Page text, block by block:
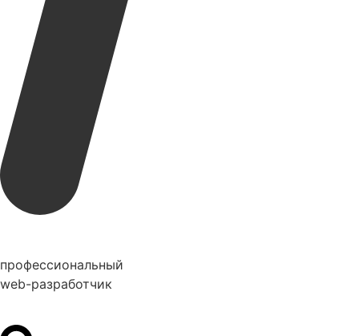
профессиональный
web-разработчик